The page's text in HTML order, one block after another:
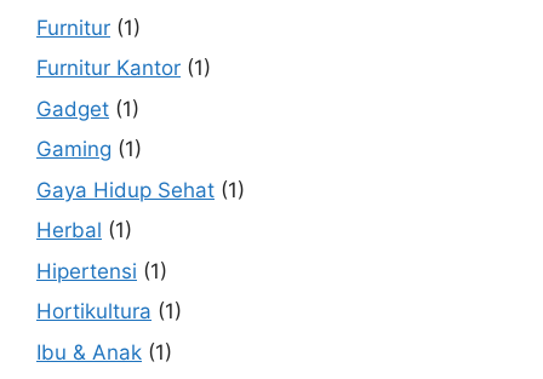
Furnitur (1)
Furnitur Kantor (1)
Gadget (1)
Gaming (1)
Gaya Hidup Sehat (1)
Herbal (1)
Hipertensi (1)
Hortikultura (1)
Ibu & Anak (1)